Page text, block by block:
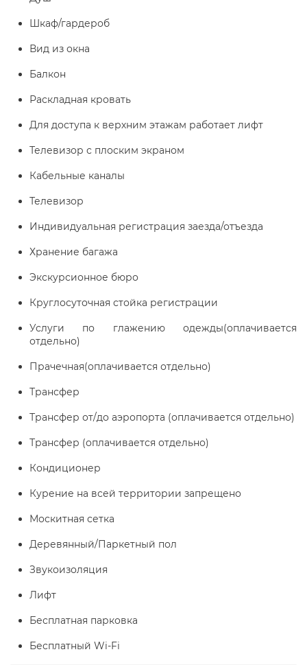
Шкаф/гардероб
Вид из окна
Балкон
Раскладная кровать
Для доступа к верхним этажам работает лифт
Телевизор с плоским экраном
Кабельные каналы
Телевизор
Индивидуальная регистрация заезда/отъезда
Хранение багажа
Экскурсионное бюро
Круглосуточная стойка регистрации
Услуги по глажению одежды(оплачивается
отдельно)
Прачечная(оплачивается отдельно)
Трансфер
Трансфер от/до аэропорта (оплачивается отдельно)
Трансфер (оплачивается отдельно)
Кондиционер
Курение на всей территории запрещено
Москитная сетка
Деревянный/Паркетный пол
Звукоизоляция
Лифт
Бесплатная парковка
Бесплатный Wi-Fі